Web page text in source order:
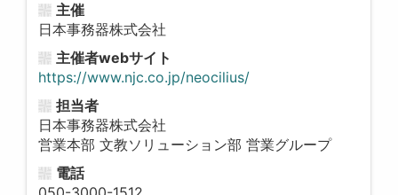
主催
日本事務器株式会社
主催者webサイト
https://www.njc.co.jp/neocilius/
担当者
日本事務器株式会社
営業本部 文教ソリューション部 営業グループ
電話